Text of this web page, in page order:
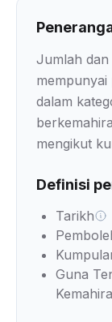
Jumlah dan
mempunyai
dalam
mengikut
Definisi
Tarikh
Guna